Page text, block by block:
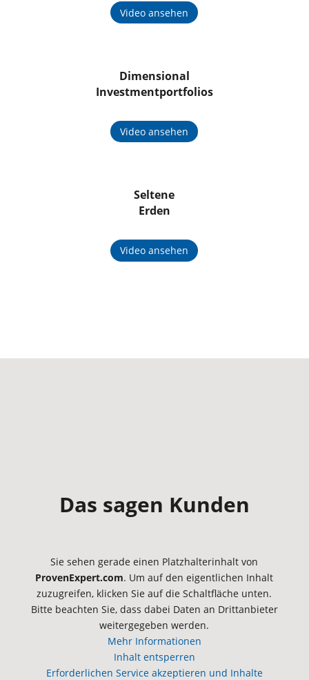
Video ansehen
Dimensional
Investmentportfolios
Video ansehen
Seltene
Erden
Video ansehen
Das sagen Kunden
Sie sehen gerade einen Platzhalterinhalt von
ProvenExpert.com. Um auf den eigentlichen Inhalt
zuzugreifen, klicken Sie auf die Schaltfläche unten.
Bitte beachten Sie, dass dabei Daten an Drittanbieter
weitergegeben werden.
Mehr Informationen
Inhalt entsperren
Erforderlichen Service akzeptieren und Inhalte